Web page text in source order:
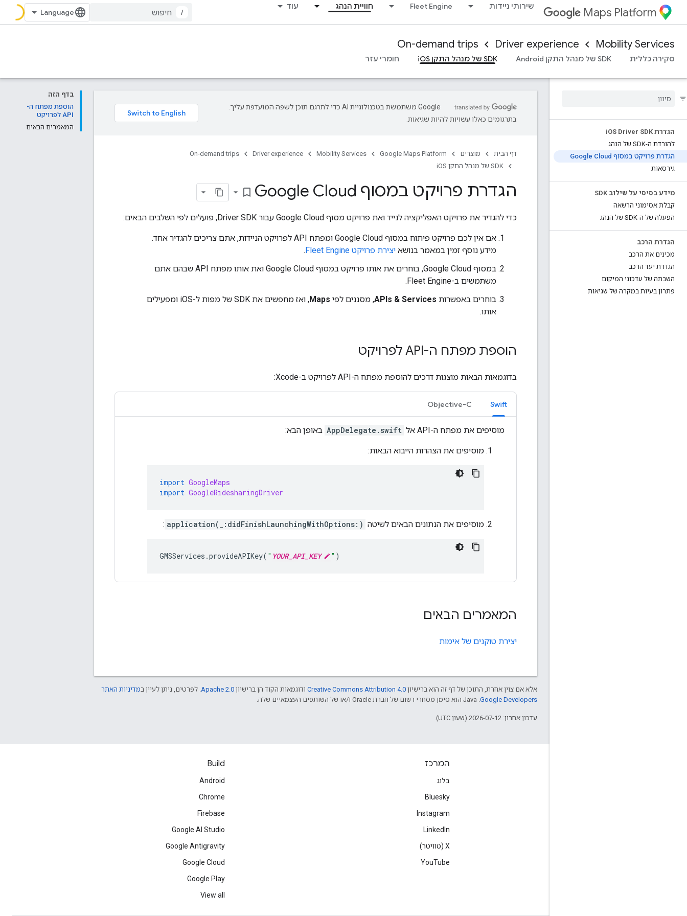
Maps Platform שירותי ניידות Fleet Engine חוויית הנהג עוד
/
Mobility Services
Driver experience
On-demand trips
סקירה כללית SDK של מנהל התקן Android SDK של מנהל התקן iOS חומרי עזר
הגדרת iOS Driver SDK
להורדת ה-SDK של הנהג
הגדרת פרויקט במסוף Google Cloud
גירסאות
מידע בסיסי על שילוב SDK
קבלת אסימוני הרשאה
הפעלה של ה-SDK של הנהג
הגדרת הרכב
מכינים את הרכב
הגדרת יעד הרכב
השבתה של עדכוני המיקום
פתרון בעיות במקרה של שגיאות
בדף הזה
הוספת מפתח ה-
API לפרויקט
המאמרים הבאים
‫Google משתמשת בטכנולוגיית AI כדי לתרגם תוכן לשפה המועדפת עליך.
בתרגומים כאלו עשויות להיות שגיאות.
דף הבית מוצרים Google Maps Platform
Mobility Services
Driver experience
On-demand trips
SDK של מנהל התקן iOS
הגדרת פרויקט במסוף Google Cloud bookmark_border
כדי להגדיר את פרויקט האפליקציה לנייד ואת פרויקט מסוף Google Cloud עבור Driver SDK, פועלים לפי השלבים הבאים:
אם אין לכם פרויקט פיתוח במסוף Google Cloud ומפתח API לפרויקט הניידות, אתם צריכים להגדיר אחד.
מידע נוסף זמין במאמר בנושא יצירת פרויקט Fleet Engine
.
במסוף Google Cloud, בוחרים את אותו פרויקט במסוף Google Cloud ואת אותו מפתח API שבהם אתם
משתמשים ב-Fleet Engine.
בוחרים באפשרות APIs & Services, מסננים לפי Maps
, ואז מחפשים את SDK של מפות ל-iOS ומפעילים
אותו.
הוספת מפתח ה-API לפרויקט
בדוגמאות הבאות מוצגות דרכים להוספת מפתח ה-API לפרויקט ב-Xcode:
Swift
Objective-C
מוסיפים את מפתח ה-API אל AppDelegate.swift באופן הבא:
מוסיפים את הצהרות הייבוא הבאות:
import GoogleMaps
import GoogleRidesharingDriver
מוסיפים את הנתונים הבאים לשיטה application(_:didFinishLaunchingWithOptions:)
:
GMSServices .provideAPIKey( " YOUR_API_KEY " )
המאמרים הבאים
יצירת טוקנים של אימות
אלא אם צוין אחרת, התוכן של דף זה הוא ברישיון Creative Commons Attribution 4.0 ודוגמאות הקוד הן ברישיון Apache 2.0 . לפרטים, ניתן לעיין במדיניות האתר
Google Developers‏
עדכון אחרון: 2026-07-12 (שעון UTC).
המרכז
בלוג
Bluesky
Instagram
LinkedIn
‫X (טוויטר)
YouTube
Build
Android
Chrome
Firebase
Google AI Studio
Google Antigravity
Google Cloud
Google Play
View all